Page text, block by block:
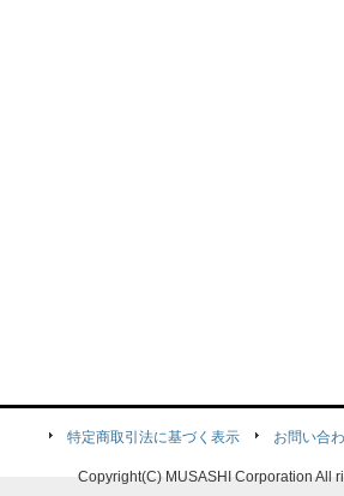
特定商取引法に基づく表示 お問い合
Copyright(C) MUSASHI Corporation All